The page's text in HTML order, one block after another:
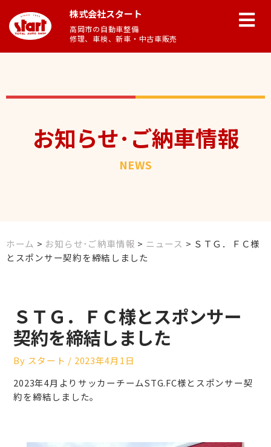
株式会社スタート
高岡市の自動車整備
修理、車検、新車・中古車販売
お知らせ･ご納車情報
NEWS
ホーム > お知らせ･ご納車情報 > ニュース > ＳＴＧ．ＦＣ様
とスポンサー契約を締結しました
ＳＴＧ．ＦＣ様とスポンサー
契約を締結しました
By スタート / 2023年4月1日
2023年4月よりサッカーチームSTG.FC様とスポンサー契
約を締結しました。